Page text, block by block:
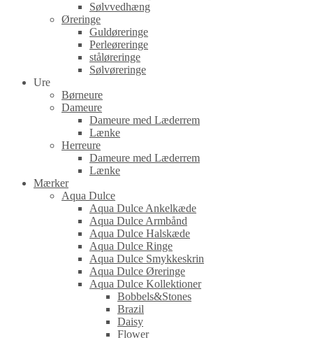
Sølvvedhæng
Øreringe
Guldøreringe
Perleøreringe
ståløreringe
Sølvøreringe
Ure
Børneure
Dameure
Dameure med Læderrem
Lænke
Herreure
Dameure med Læderrem
Lænke
Mærker
Aqua Dulce
Aqua Dulce Ankelkæde
Aqua Dulce Armbånd
Aqua Dulce Halskæde
Aqua Dulce Ringe
Aqua Dulce Smykkeskrin
Aqua Dulce Øreringe
Aqua Dulce Kollektioner
Bobbels&Stones
Brazil
Daisy
Flower